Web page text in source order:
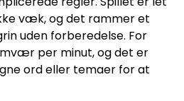
væk, og det rammer et
uden forberedelse. For
per minut, og det er
ord eller temaer for at